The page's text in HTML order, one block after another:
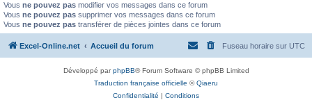
Vous ne pouvez pas modifier vos messages dans ce forum
Vous ne pouvez pas supprimer vos messages dans ce forum
Vous ne pouvez pas transférer de pièces jointes dans ce forum
Excel-Online.net Accueil du forum Fuseau horaire sur UTC
Développé parphpBB® Forum Software © phpBB Limited
Traduction française officielle ©Qiaeru
Confidentialité | Conditions